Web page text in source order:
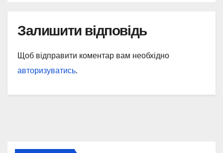
Залишити відповідь
Щоб відправити коментар вам необхідно
авторизуватись.